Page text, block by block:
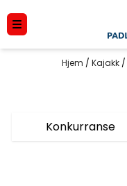
Hopp til innhold
Hjem / Kajakk /
Konkurranse